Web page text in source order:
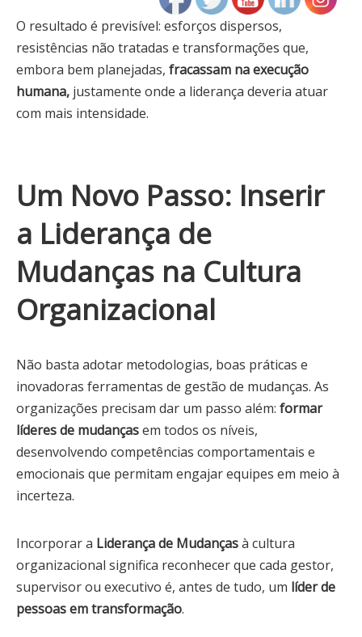
O resultado é previsível: esforços dispersos,
resistências não tratadas e transformações que,
embora bem planejadas, fracassam na execução
humana, justamente onde a liderança deveria atuar
com mais intensidade.
Um Novo Passo: Inserir
a Liderança de
Mudanças na Cultura
Organizacional
Não basta adotar metodologias, boas práticas e
inovadoras ferramentas de gestão de mudanças. As
organizações precisam dar um passo além: formar
líderes de mudançasem todos os níveis,
desenvolvendo competências comportamentais e
emocionais que permitam engajar equipes em meio à
incerteza.
Incorporar a Liderança de Mudançasà cultura
organizacional significa reconhecer que cada gestor,
supervisor ou executivo é, antes de tudo, um líder de
pessoas em transformação.